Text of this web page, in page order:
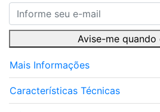
Avise-me quando
Mais Informações
Características Técnicas